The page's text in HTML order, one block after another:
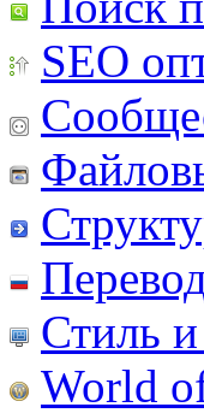
SEO
Стиль
World